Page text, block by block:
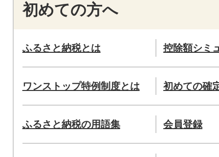
初めての方へ
ふるさと納税とは 控除額シミ
ワンストップ特例制度とは 初めての確
ふるさと納税の用語集 会員登録